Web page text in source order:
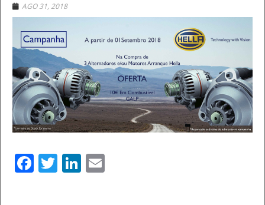
AGO 31, 2018
Facebook
TwitterLinkedIn